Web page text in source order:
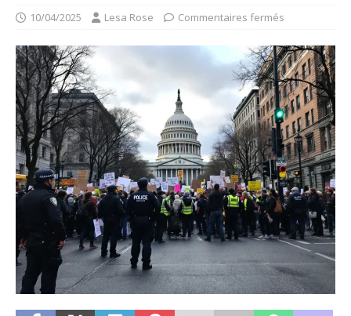
10/04/2025 Lesa Rose Commentaires fermés